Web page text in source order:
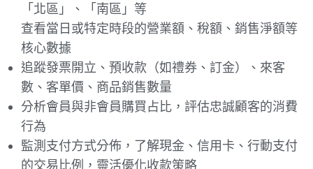
「北區」、「南區」等
查看當日或特定時段的營業額、稅額、銷售淨額等
核心數據
追蹤發票開立、預收款（如禮券、訂金）、來客
數、客單價、商品銷售數量
分析會員與非會員購買占比，評估忠誠顧客的消費
行為
監測支付方式分佈，了解現金、信用卡、行動支付
的交易比例，靈活優化收款策略